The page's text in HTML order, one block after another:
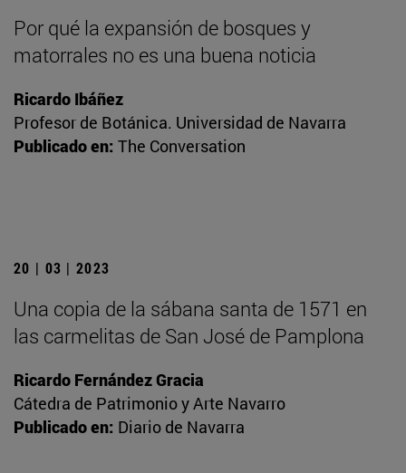
Por qué la expansión de bosques y
matorrales no es una buena noticia
Ricardo Ibáñez
Profesor de Botánica. Universidad de Navarra
Publicado en: The Conversation
20 | 03 | 2023
Una copia de la sábana santa de 1571 en
las carmelitas de San José de Pamplona
Ricardo Fernández Gracia
Cátedra de Patrimonio y Arte Navarro
Publicado en: Diario de Navarra